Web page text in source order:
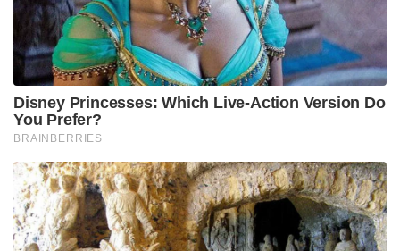
Disney Princesses: Which Live-Action Version Do
You Prefer?
BRAINBERRIES